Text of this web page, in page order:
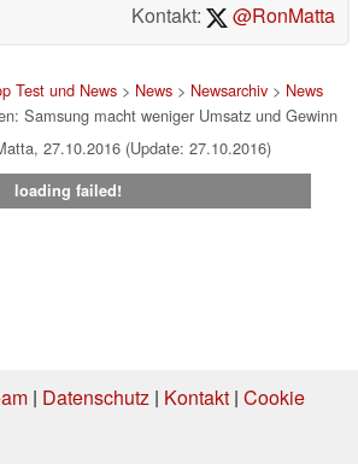
Kontakt:
@RonMatta
Test und News> News> Newsarchiv> News
Samsung macht weniger Umsatz und Gewinn
27.10.2016 (Update: 27.10.2016)
loading failed!
| Datenschutz| Kontakt| Cookie